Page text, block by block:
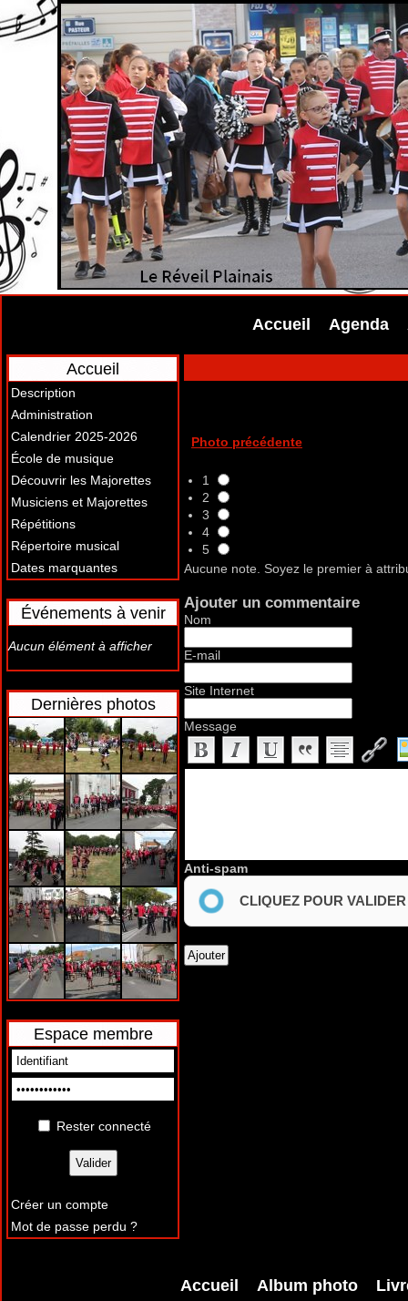
Accueil Agenda
Accueil
Description
Administration
Calendrier 2025-2026
École de musique
Découvrir les Majorettes
Musiciens et Majorettes
Répétitions
Répertoire musical
Dates marquantes
Événements à venir
Aucun élément à afficher
Dernières photos
Espace membre
Rester connecté
Créer un compte
Mot de passe perdu ?
Photo précédente
1
2
3
4
5
Aucune note. Soyez le premier à
Ajouter un commentaire
Nom
E-mail
Site Internet
Message
Anti-spam
CLIQUEZ POUR VALIDER
Accueil Album photo